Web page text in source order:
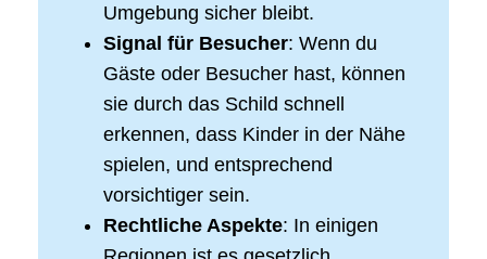
Umgebung sicher bleibt.
Signal für Besucher: Wenn du
Gäste oder Besucher hast, können
sie durch das Schild schnell
erkennen, dass Kinder in der Nähe
spielen, und entsprechend
vorsichtiger sein.
Rechtliche Aspekte: In einigen